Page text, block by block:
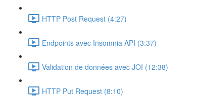
HTTP Post Request (4:27)
Endpoints avec Insomnia API (3:37)
Validation de données avec JOI (12:38)
HTTP Put Request (8:10)